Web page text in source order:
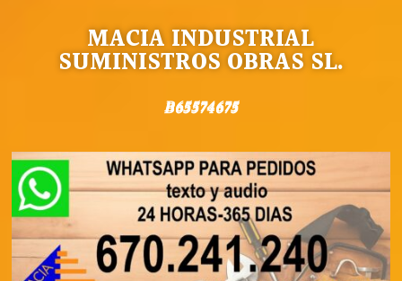
MACIA INDUSTRIAL
SUMINISTROS OBRAS SL.
B65574675